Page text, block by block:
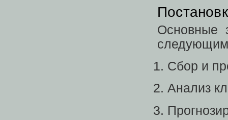
Основные
Сбор и
Анализ